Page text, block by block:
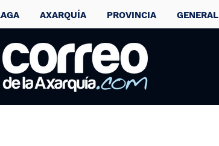
AXARQUÍA PROVINCIA GENERAL